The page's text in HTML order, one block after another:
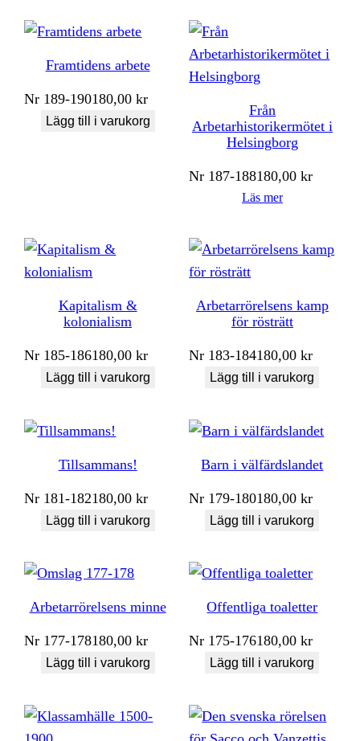
Framtidens arbete
Nr 189-190180,00kr
Lägg till i varukorg
Från
Arbetarhistorikermötet i
Helsingborg
Nr 187-188180,00kr
Läs mer
Kapitalism &
kolonialism
Nr 185-186180,00kr
Lägg till i varukorg
Arbetarrörelsens kamp
för rösträtt
Nr 183-184180,00kr
Lägg till i varukorg
Tillsammans!
Nr 181-182180,00kr
Lägg till i varukorg
Barn i välfärdslandet
Nr 179-180180,00kr
Lägg till i varukorg
Arbetarrörelsens minne
Nr 177-178180,00kr
Lägg till i varukorg
Offentliga toaletter
Nr 175-176180,00kr
Lägg till i varukorg